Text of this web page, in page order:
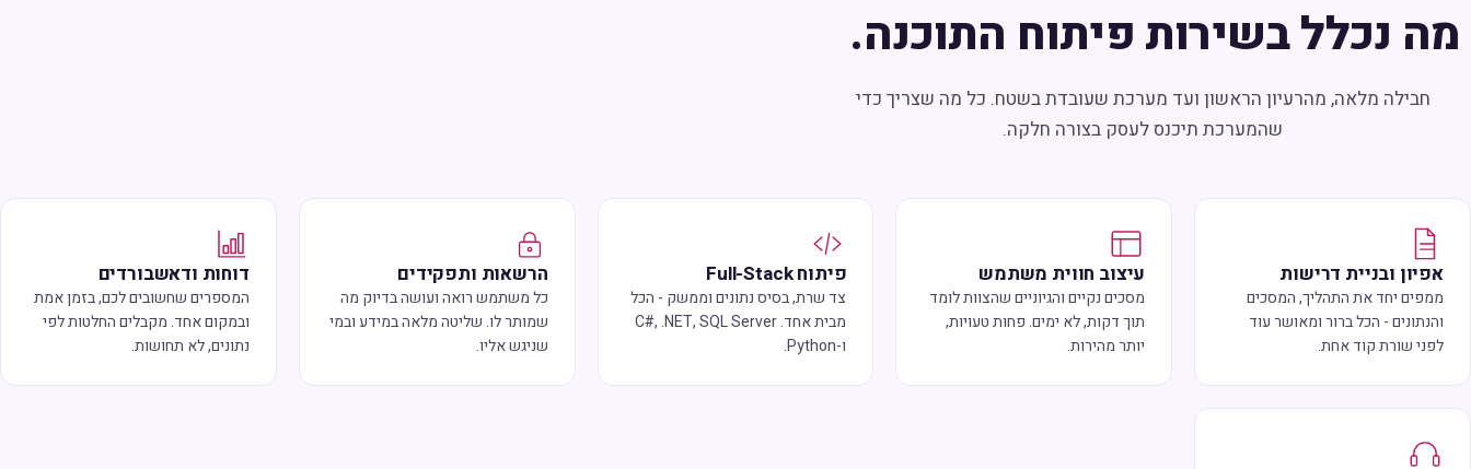
מה נכלל בשירות פיתוח התוכנה.
חבילה מלאה, מהרעיון הראשון ועד מערכת שעובדת בשטח. כל מה שצריך כדי
שהמערכת תיכנס לעסק בצורה חלקה.
אפיון ובניית דרישות
ממפים יחד את התהליך, המסכים
והנתונים - הכל ברור ומאושר עוד
לפני שורת קוד אחת.
עיצוב חווית משתמש
מסכים נקיים והגיוניים שהצוות לומד
תוך דקות, לא ימים. פחות טעויות,
יותר מהירות.
פיתוח Full-Stack
צד שרת, בסיס נתונים וממשק - הכל
מבית אחד. C#, .NET, SQL Server
ו-Python.
הרשאות ותפקידים
כל משתמש רואה ועושה בדיוק מה
שמותר לו. שליטה מלאה במידע ובמי
שניגש אליו.
דוחות ודאשבורדים
המספרים שחשובים לכם, בזמן אמת
ובמקום אחד. מקבלים החלטות לפי
נתונים, לא תחושות.